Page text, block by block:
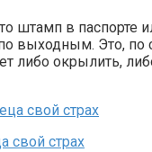
штамп в паспорте
выходным. Это, по
либо окрылить,
свой страх